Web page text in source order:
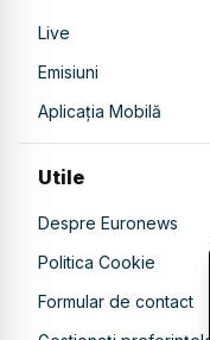
Live
Emisiuni
Aplicația Mobilă
Utile
Despre Euronews
Politica Cookie
Formular de contact